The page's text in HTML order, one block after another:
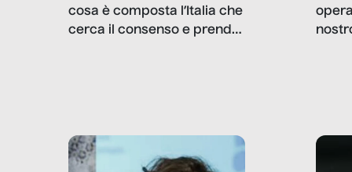
cosa è composta l’Italia che
cerca il consenso e prende